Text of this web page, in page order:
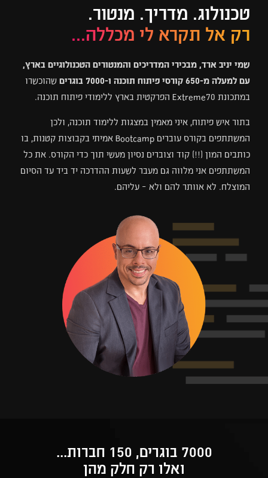
טכנולוג. מדריך. מנטור.
רק אל תקרא לי מכללה...
שמי יניב ארד, מבכירי המדריכים והמנטורים הטכנולוגיים בארץ,
עם למעלה מ-650 קורסי פיתוח תוכנה ו-7000 בוגרים
שהוכשרו
במתכונת Extreme70 הפרקטית בארץ ללימודי פיתוח תוכנה.
בתור איש פיתוח, איני מאמין במצגות ללימוד תוכנה, ולכן
המשתתפים בקורס עוברים Bootcamp אמיתי בקבוצות קטנות, בו
כותבים המון (!!) קוד וצוברים נסיון מעשי תוך כדי הקורס. את כל
המשתתפים אני מלווה גם מעבר לשעות ההדרכה יד ביד עד הסיום
המוצלח. לא אוותר להם ולא – עליהם.
7000 בוגרים, 150 חברות...
ואלו רק חלק מהן